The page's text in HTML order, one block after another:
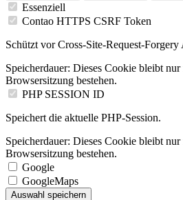
Essenziell
Contao HTTPS CSRF Token
Schützt vor Cross-Site-Request-
Speicherdauer: Dieses Cookie bleibt
Browsersitzung bestehen.
PHP SESSION ID
Speichert die aktuelle PHP-Session.
Speicherdauer: Dieses Cookie bleibt
Browsersitzung bestehen.
Google
GoogleMaps
Auswahl speichern